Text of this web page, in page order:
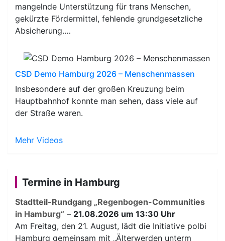
mangelnde Unterstützung für trans Menschen,
gekürzte Fördermittel, fehlende grundgesetzliche
Absicherung.…
CSD Demo Hamburg 2026 – Menschenmassen
Insbesondere auf der großen Kreuzung beim
Hauptbahnhof konnte man sehen, dass viele auf
der Straße waren.
Mehr Videos
Termine in Hamburg
Stadtteil-Rundgang „Regenbogen-Communities
in Hamburg“ – 21.08.2026 um 13:30 Uhr
Am Freitag, den 21. August, lädt die Initiative polbi
Hamburg gemeinsam mit „Älterwerden unterm